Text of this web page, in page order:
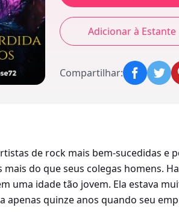
Adicionar à Estante
Compartilhar:
de rock mais bem-sucedidas
mais do que seus colegas homens.
uma idade tão jovem. Ela estava
apenas quinze anos quando seu